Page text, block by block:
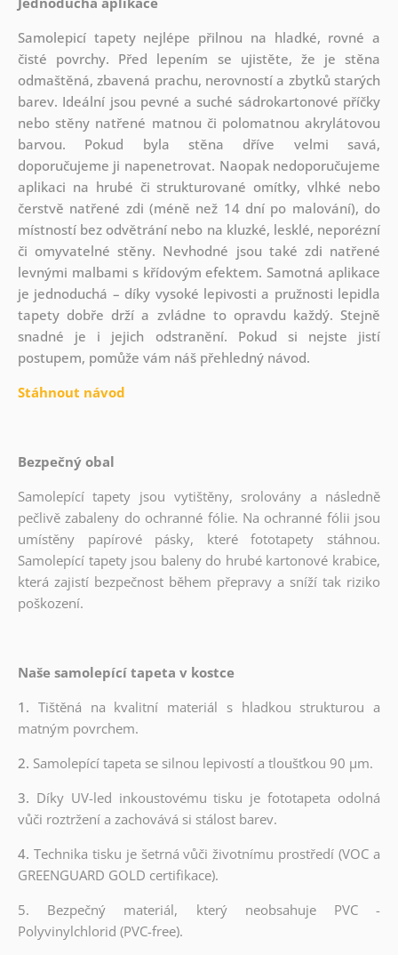
Samolepicí tapety nejlépe přilnou na hladké, rovné a
čisté povrchy. Před lepením se ujistěte, že je stěna
odmaštěná, zbavená prachu, nerovností a zbytků starých
barev. Ideální jsou pevné a suché sádrokartonové příčky
nebo stěny natřené matnou či polomatnou akrylátovou
barvou. Pokud byla stěna dříve velmi savá,
doporučujeme ji napenetrovat. Naopak nedoporučujeme
aplikaci na hrubé či strukturované omítky, vlhké nebo
čerstvě natřené zdi (méně než 14 dní po malování), do
místností bez odvětrání nebo na kluzké, lesklé, neporézní
či omyvatelné stěny. Nevhodné jsou také zdi natřené
levnými malbami s křídovým efektem. Samotná aplikace
je jednoduchá – díky vysoké lepivosti a pružnosti lepidla
tapety dobře drží a zvládne to opravdu každý. Stejně
snadné je i jejich odstranění. Pokud si nejste jistí
postupem, pomůže vám náš přehledný návod.
Stáhnout návod
Bezpečný obal
Samolepící tapety jsou vytištěny, srolovány a následně
pečlivě zabaleny do ochranné fólie. Na ochranné fólii jsou
umístěny papírové pásky, které fototapety stáhnou.
Samolepící tapety jsou baleny do hrubé kartonové krabice,
která zajistí bezpečnost během přepravy a sníží tak riziko
poškození.
Naše samolepící tapeta v kostce
1. Tištěná na kvalitní materiál s hladkou strukturou a
matným povrchem.
2. Samolepící tapeta se silnou lepivostí a tloušťkou 90 µm.
3. Díky UV-led inkoustovému tisku je fototapeta odolná
vůči roztržení a zachovává si stálost barev.
4. Technika tisku je šetrná vůči životnímu prostředí (VOC a
GREENGUARD GOLD certifikace).
5. Bezpečný materiál, který neobsahuje PVC -
Polyvinylchlorid (PVC-free).